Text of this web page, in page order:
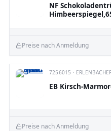
NF
Preise nach Anmeldung
7256015 ·
EB Kirsch-
Preise nach Anmeldung